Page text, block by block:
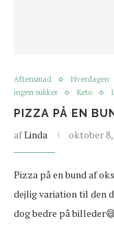
Aftensmad Hverdagen
ingen sukker
Keto
PIZZA PÅ EN
afLinda oktober 8,
Pizza på en bund af
dejlig variation til den
dog bedre på